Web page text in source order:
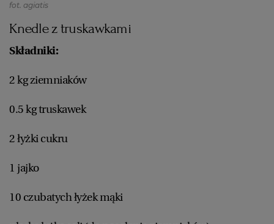
fot. agiatis
Knedle z truskawkami
Składniki:
2 kg ziemniaków
0.5 kg truskawek
2 łyżki cukru
1 jajko
10 czubatych łyżek mąki